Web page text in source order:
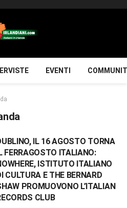
EVENTI
IL 16 AGOSTO TORNA
FERRAGOSTO ITALIANO:
ISTITUTO ITALIANO
CULTURA E THE BERNARD
PROMUOVONO L’ITALIAN
CLUB